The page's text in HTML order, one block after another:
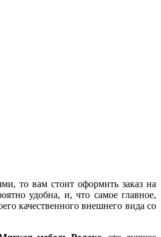
то вам стоит оформить заказ на
удобна, и, что самое главное,
качественного внешнего вида со